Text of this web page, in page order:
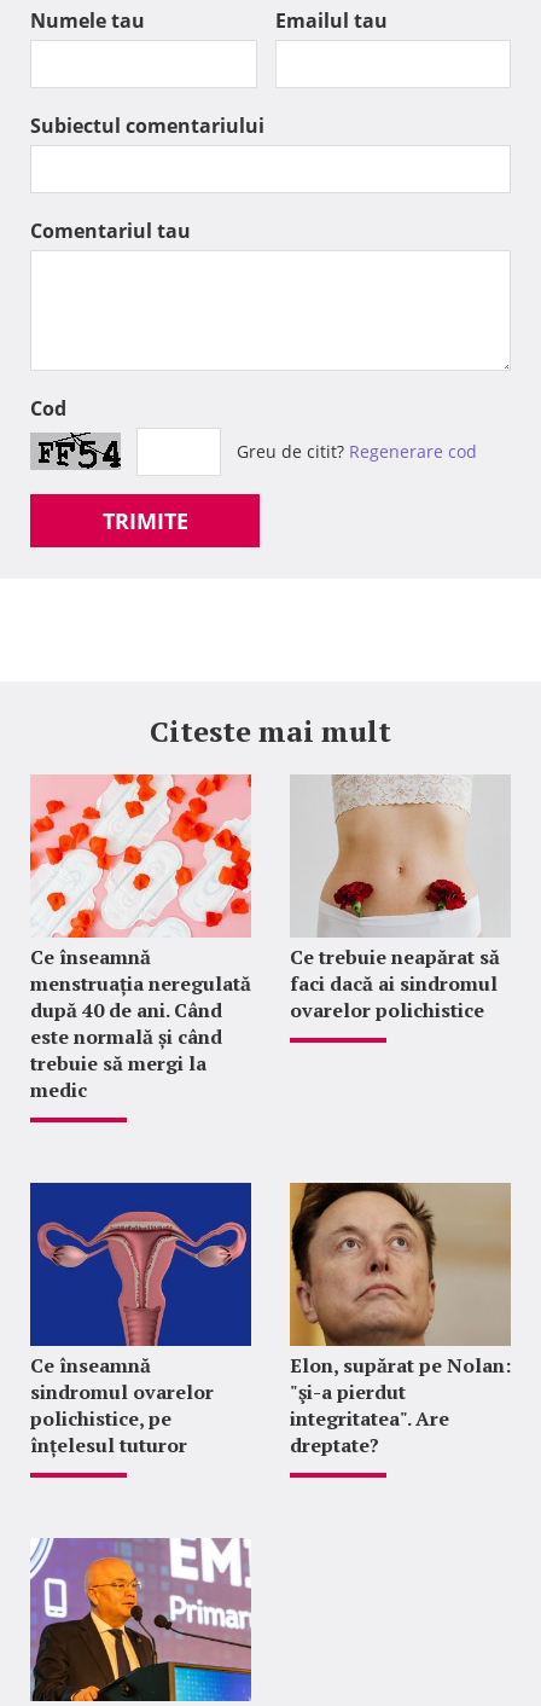
Numele tau Emailul tau
Subiectul comentariului
Comentariul tau
Cod
Greu de citit? Regenerare cod
TRIMITE
Citeste mai mult
Ce înseamnă
menstruația neregulată
după 40 de ani. Când
este normală și când
trebuie să mergi la
medic
Ce trebuie neapărat să
faci dacă ai sindromul
ovarelor polichistice
Ce înseamnă
sindromul ovarelor
polichistice, pe
înțelesul tuturor
Elon, supărat pe Nolan:
"şi-a pierdut
integritatea". Are
dreptate?